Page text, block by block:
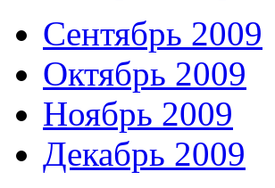
Сентябрь 2009
Октябрь 2009
Ноябрь 2009
Декабрь 2009